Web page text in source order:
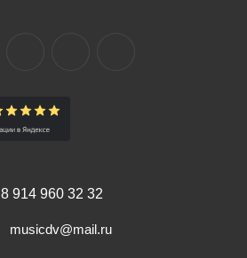
8 914 960 32 32
musicdv@mail.ru